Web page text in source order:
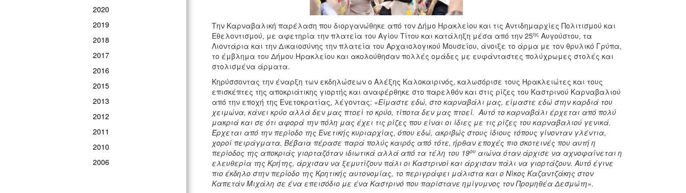
2020
2019
2018
2017
2016
2015
2013
2012
2011
2010
2006
Την Καρναβαλική παρέλαση που διοργανώθηκε από τον Δήμο Ηρακλείου και τις Αντιδημαρχίες Πολιτισμού και
Εθελοντισμού, με αφετηρία την πλατεία του Αγίου Τίτου και κατάληξη μέσα από την 25ης Αυγούστου, τα
Λιοντάρια και την Δικαιοσύνης την πλατεία του Αρχαιολογικού Μουσείου, άνοιξε το άρμα με τον θρυλικό Γρύπα,
το έμβλημα του Δήμου Ηρακλείου και ακολούθησαν πολλές ομάδες με ευφάνταστες πολύχρωμες στολές και
στολισμένα άρματα.
Κηρύσσοντας την έναρξη των εκδηλώσεων ο Αλέξης Καλοκαιρινός, καλωσόρισε τους Ηρακλειώτες και τους
επισκέπτες της αποκριάτικης γιορτής και αναφέρθηκε στο παρελθόν και στις ρίζες του Καστρινού Καρναβαλιού
από την εποχή της Ενετοκρατίας, λέγοντας: «Είμαστε εδώ, στο καρναβάλι μας, είμαστε εδώ στην καρδιά του
χειμώνα, κάνει κρύο αλλά δεν μας πτοεί το κρύο, τίποτα δεν μας πτοεί. Αυτό το καρναβάλι έρχεται από πολύ
μακριά και σε ότι αφορά την πόλη μας έχει τις ρίζες που είναι οι ίδιες με τις ρίζες του καρναβαλιού γενικά.
Έρχεται από την περίοδο της Ενετικής κυριαρχίας, όπου εδώ, ακριβώς στους ίδιους τόπους γίνονταν γλέντια,
χοροί πειράγματα. Βέβαια πέρασε παρά πολύς καιρός από τότε, ήρθαν εποχές πιο σκοτεινές που αυτή η
περίοδος της αποκριάς γιορταζόταν ιδιωτικά αλλά από τα τέλη του 19ουαιώνα όταν άρχισε να αχνοφαίνεται η
ελευθερία της Κρήτης, άρχισαν να ξεμυτίζουν πάλι οι Καστρινοί και άρχισαν πάλι να γιορτάζουν. Αυτό έγινε
πιο έκδηλο στην περίοδο της Κρητικής αυτονομίας, το περιγράφει μάλιστα και ο Νίκος Καζαντζάκης στον
Καπετάν Μιχάλη σε ένα επεισόδιο με ένα Καστρινό που παρίστανε ημίγυμνος τον Προμηθέα Δεσμώτη».